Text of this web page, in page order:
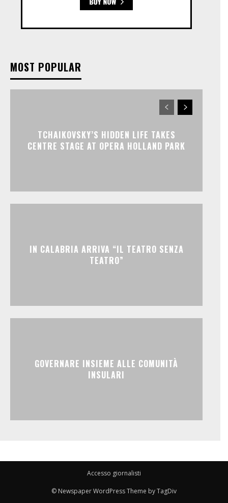
MOST POPULAR
TCHAIKOVSKY’S HIDDEN LIFE TAKES
CENTRE STAGE AT OPERA HOLLAND PARK
IN CALABRIA ARRIVA “IL TEATRO SENZA
TEATRO”
GOVERNARE INSIEME ALLE COMUNITÀ
INSULARI
Accesso giornalisti
© Newspaper WordPress Theme by TagDiv